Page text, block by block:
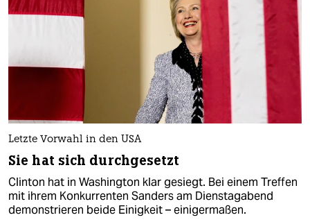
Letzte Vorwahl in den USA
Sie hat sich durchgesetzt
Clinton hat in Washington klar gesiegt. Bei einem Treffen
mit ihrem Konkurrenten Sanders am Dienstagabend
demonstrieren beide Einigkeit – einigermaßen.